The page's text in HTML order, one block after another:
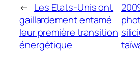
← Les Etats-Unis ont
gaillardement entamé
leur première transition
énergétique